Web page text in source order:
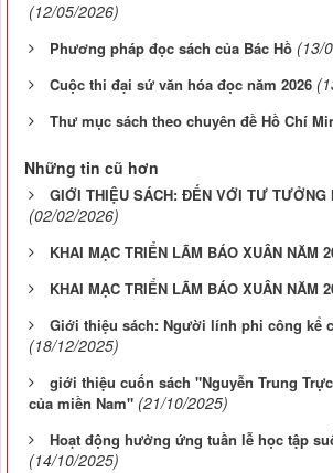
(12/05/2026)
Phương pháp đọc sách của Bác Hồ (13/
Cuộc thi đại sứ văn hóa đọc năm 2026
Thư mục sách theo chuyên đề Hồ Chí
Những tin cũ hơn
GIỚI THIỆU SÁCH: ĐẾN VỚI TƯ TƯỞNG
(02/02/2026)
KHAI MẠC TRIỂN LÃM BÁO XUÂN NĂM
KHAI MẠC TRIỂN LÃM BÁO XUÂN NĂM
Giới thiệu sách: Người lính phi công kể
(18/12/2025)
giới thiệu cuốn sách "Nguyễn Trung
của miền Nam" (21/10/2025)
Hoạt động hưởng ứng tuần lễ học tập
(14/10/2025)